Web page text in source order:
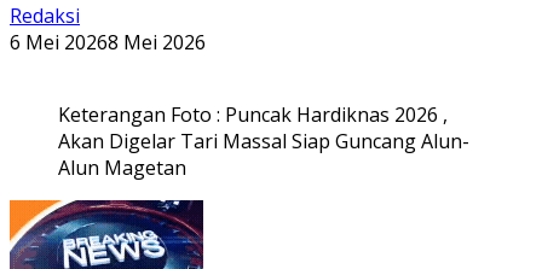
Redaksi
6 Mei 20268 Mei 2026
Keterangan Foto : Puncak Hardiknas 2026 ,
Akan Digelar Tari Massal Siap Guncang Alun-
Alun Magetan